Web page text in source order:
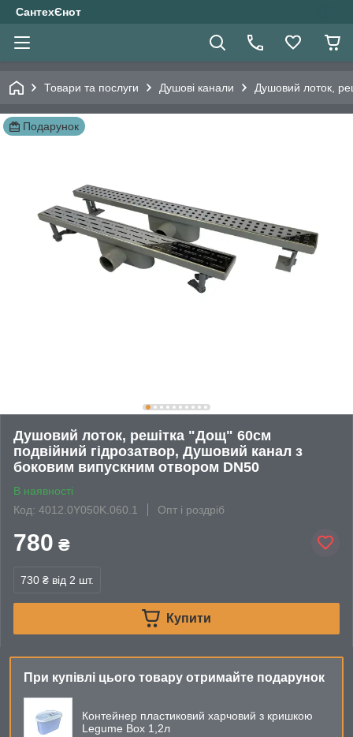
СантехЄнот
Товари та послуги Душові канали Душовий лоток,
Подарунок
Душовий лоток, решітка "Дощ" 60см
подвійний гідрозатвор, Душовий канал з
боковим випускним отвором DN50
В наявності
Код: 4012.0Y050K.060.1
Опт і роздріб
780 ₴
730 ₴ від 2 шт.
Купити
При купівлі цього товару отримайте подарунок
Контейнер пластиковий харчовий з кришкою
Legume Box 1,2л